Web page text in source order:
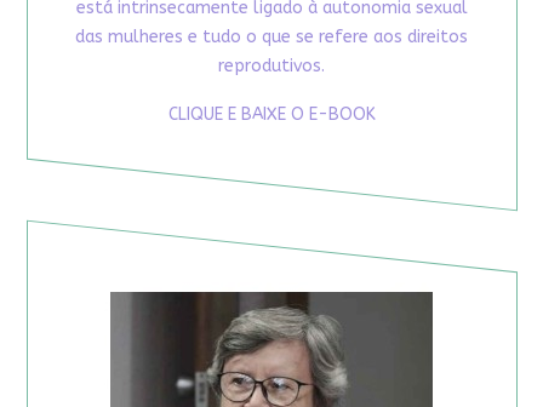
está intrinsecamente ligado à autonomia sexual
das mulheres e tudo o que se refere aos direitos
reprodutivos.
CLIQUE E BAIXE O E-BOOK